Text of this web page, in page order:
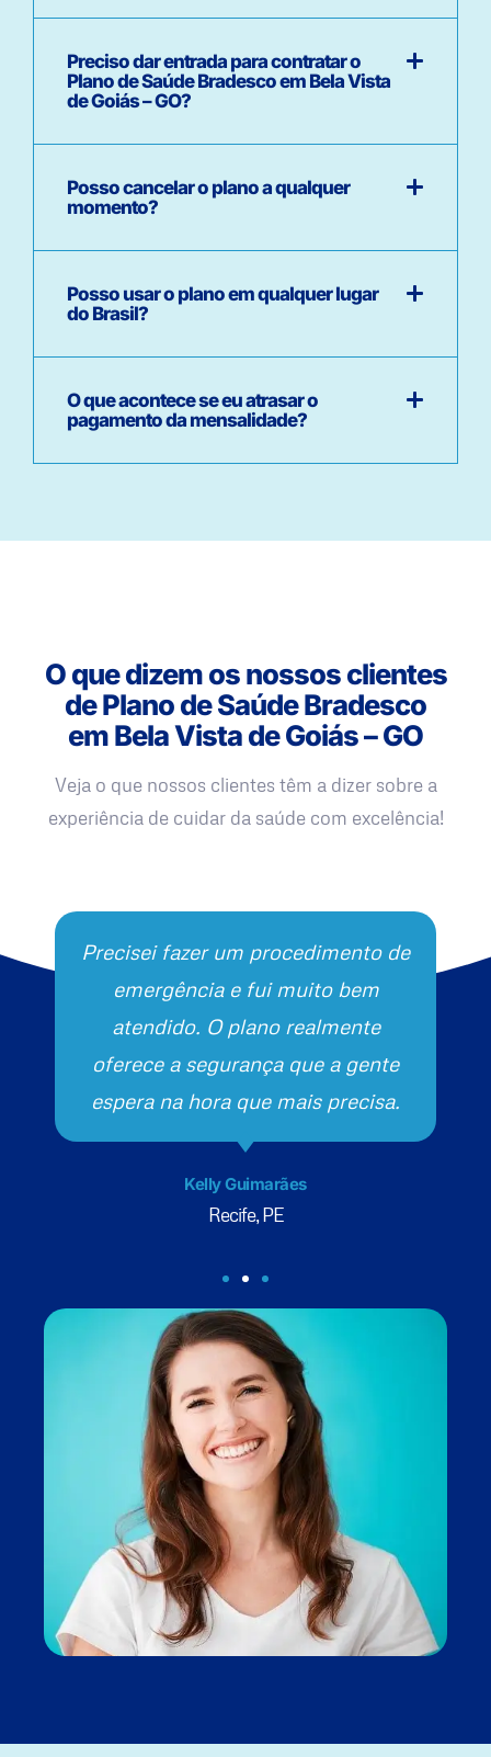
Preciso dar entrada para contratar o
Plano de Saúde Bradesco em Bela Vista
de Goiás – GO?
Posso cancelar o plano a qualquer
momento?
Posso usar o plano em qualquer lugar
do Brasil?
O que acontece se eu atrasar o
pagamento da mensalidade?
O que dizem os nossos clientes
de Plano de Saúde Bradesco
em Bela Vista de Goiás – GO
Veja o que nossos clientes têm a dizer sobre a
experiência de cuidar da saúde com excelência!
Precisei fazer um procedimento de
emergência e fui muito bem
atendido. O plano realmente
oferece a segurança que a gente
espera na hora que mais precisa.
Kelly Guimarães
Recife, PE